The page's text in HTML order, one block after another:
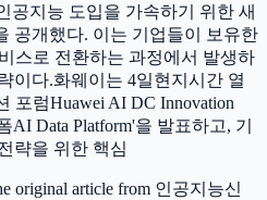
공지능 도입을 가속하기 위한 새
공개했다. 이는 기업들이 보유한
스로 전환하는 과정에서 발생하
이다.화웨이는 4일현지시간 열
포럼Huawei AI DC Innovation
AI Data Platform'을 발표하고, 기
략을 위한 핵심
original article from 인공지능신